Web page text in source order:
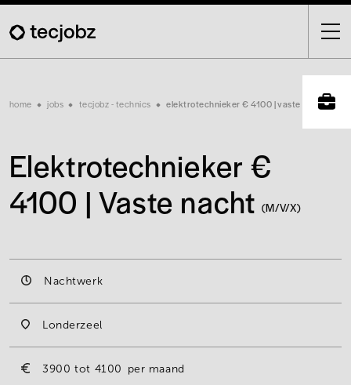
Skip
main
Breadcrumb
home jobs tecjobz - technics elektrotechnieker € 4100 | vaste nacht
Elektrotechnieker €
4100 | Vaste nacht (M/V/X)
Nachtwerk
Londerzeel
3900 4100 per maand